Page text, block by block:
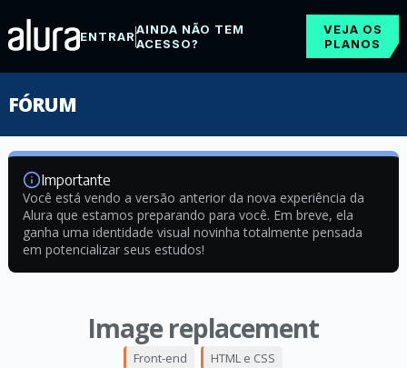
ENTRARAINDA NÃO TEM
ACESSO?
VEJA OS
PLANOS
FÓRUM
Importante
Você está vendo a versão anterior da nova experiência da
Alura que estamos preparando para você. Em breve, ela
ganha uma identidade visual novinha totalmente pensada
em potencializar seus estudos!
Image replacement
Front-end HTML e CSS